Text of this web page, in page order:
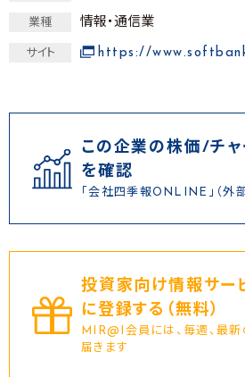
業種 情報・通信業
サイト https://
この企業の株価/チ
を確認
「会社四季報ONLINE」（外
投資家向け情報サー
に登録する（無料）
MIR@I会員には、毎週、最
届きます